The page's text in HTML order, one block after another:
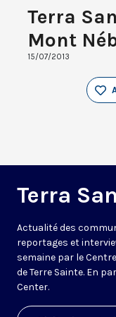
Terra
Mont
15/07/2013
Terra
Actualité des
reportages et
semaine par le
de Terre Sainte. En
Center.